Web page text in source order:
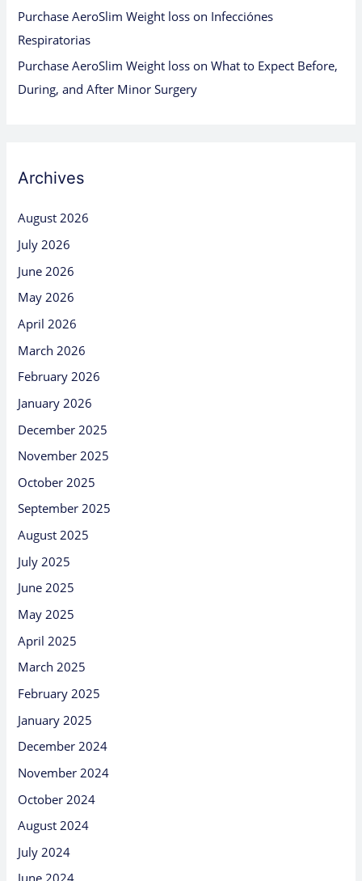
Purchase AeroSlim Weight loss on Infecciónes
Respiratorias
Purchase AeroSlim Weight loss onWhat to Expect Before,
During, and After Minor Surgery
Archives
August 2026
July 2026
June 2026
May 2026
April 2026
March 2026
February 2026
January 2026
December 2025
November 2025
October 2025
September 2025
August 2025
July 2025
June 2025
May 2025
April 2025
March 2025
February 2025
January 2025
December 2024
November 2024
October 2024
August 2024
July 2024